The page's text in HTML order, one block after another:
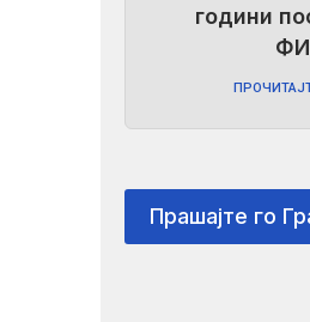
години
Прашајте го